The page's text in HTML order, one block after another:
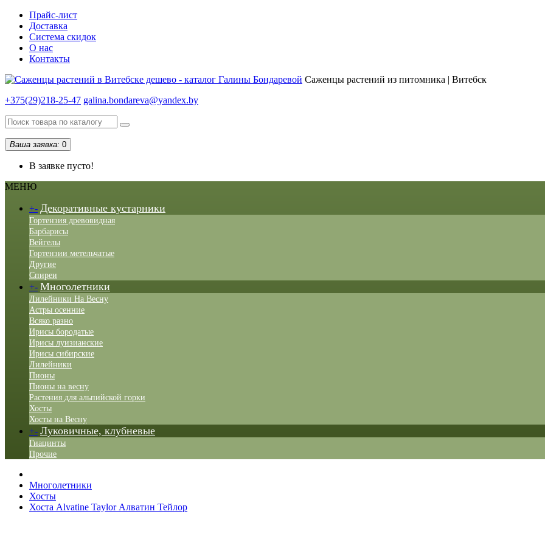
Прайс-лист
Доставка
Система скидок
О нас
Контакты
Саженцы растений из питомника | Витебск
+375(29)218-25-47 galina.bondareva@yandex.by
Ваша заявка: 0
В заявке пусто!
МЕНЮ
+- Декоративные кустарники
Гортензия древовидная
Барбарисы
Вейгелы
Гортензии метельчатые
Другие
Спиреи
+- Многолетники
Лилейники На Весну
Астры осенние
Всяко разно
Ирисы бородатые
Ирисы луизианские
Ирисы сибирские
Лилейники
Пионы
Пионы на весну
Растения для альпийской горки
Хосты
Хосты на Весну
+- Луковичные, клубневые
Гиацинты
Прочие
Многолетники
Хосты
Хоста Alvatine Taylor Алватин Тейлор